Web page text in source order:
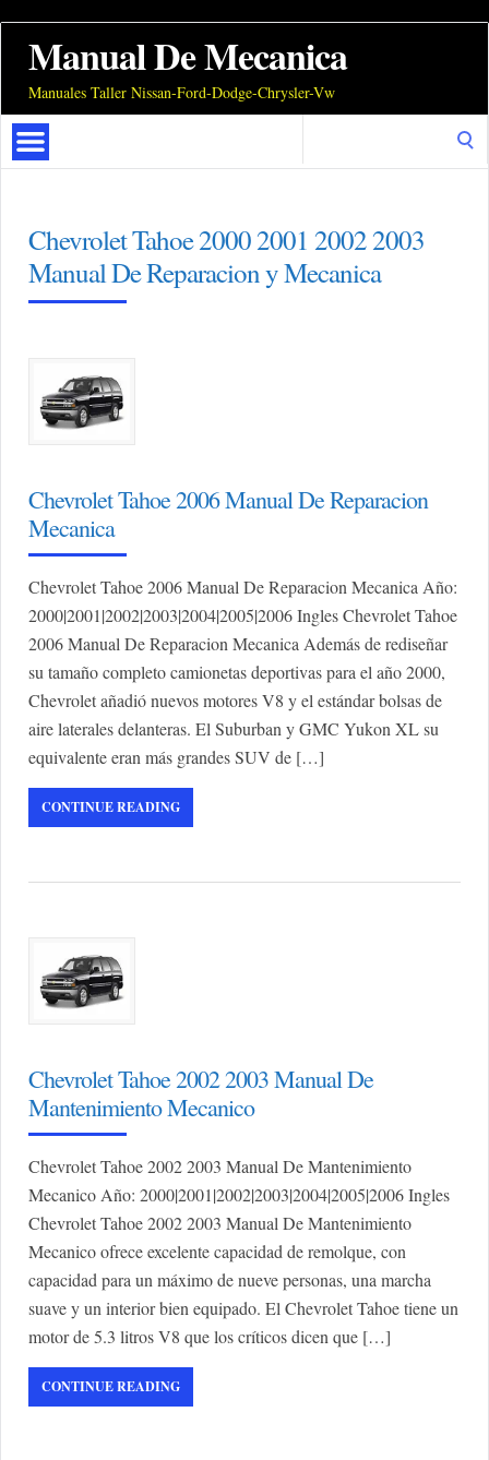
Manual De Mecanica
Manuales Taller Nissan-Ford-Dodge-Chrysler-Vw
Chevrolet Tahoe 2000 2001 2002 2003
Manual De Reparacion y Mecanica
Chevrolet Tahoe 2006 Manual De Reparacion
Mecanica
Chevrolet Tahoe 2006 Manual De Reparacion Mecanica Año:
2000|2001|2002|2003|2004|2005|2006 Ingles Chevrolet Tahoe
2006 Manual De Reparacion Mecanica Además de rediseñar
su tamaño completo camionetas deportivas para el año 2000,
Chevrolet añadió nuevos motores V8 y el estándar bolsas de
aire laterales delanteras. El Suburban y GMC Yukon XL su
equivalente eran más grandes SUV de […]
CONTINUE READING
Chevrolet Tahoe 2002 2003 Manual De
Mantenimiento Mecanico
Chevrolet Tahoe 2002 2003 Manual De Mantenimiento
Mecanico Año: 2000|2001|2002|2003|2004|2005|2006 Ingles
Chevrolet Tahoe 2002 2003 Manual De Mantenimiento
Mecanico ofrece excelente capacidad de remolque, con
capacidad para un máximo de nueve personas, una marcha
suave y un interior bien equipado. El Chevrolet Tahoe tiene un
motor de 5.3 litros V8 que los críticos dicen que […]
CONTINUE READING